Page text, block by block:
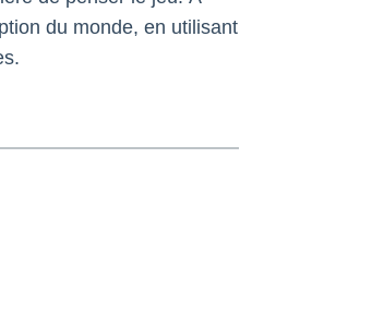
du monde, en utilisant